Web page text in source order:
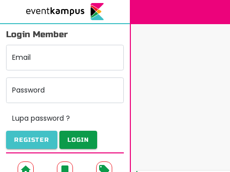
Login Member
Email
Password
Lupa password ?
REGISTER LOGIN